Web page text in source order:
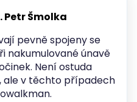
Petr Šmolka
pevně spojeny se
nakumulované únavě
Není ostuda
ale v těchto případech